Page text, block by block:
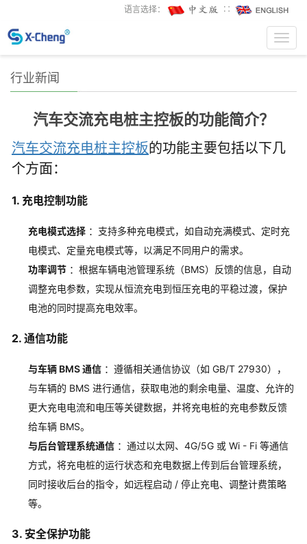
语言选择： ∷
行业新闻
汽车交流充电桩主控板的功能简介？
汽车交流充电桩主控板的功能主要包括以下几
个方面：
1. 充电控制功能
充电模式选择 ：支持多种充电模式，如自动充满模式、定时充
电模式、定量充电模式等，以满足不同用户的需求。
功率调节 ：根据车辆电池管理系统（BMS）反馈的信息，自动
调整充电参数，实现从恒流充电到恒压充电的平稳过渡，保护
电池的同时提高充电效率。
2. 通信功能
与车辆 BMS 通信 ：遵循相关通信协议（如 GB/T 27930），
与车辆的 BMS 进行通信，获取电池的剩余电量、温度、允许的
更大充电电流和电压等关键数据，并将充电桩的充电参数反馈
给车辆 BMS。
与后台管理系统通信 ：通过以太网、4G/5G 或 Wi - Fi 等通信
方式，将充电桩的运行状态和充电数据上传到后台管理系统，
同时接收后台的指令，如远程启动 / 停止充电、调整计费策略
等。
3. 安全保护功能